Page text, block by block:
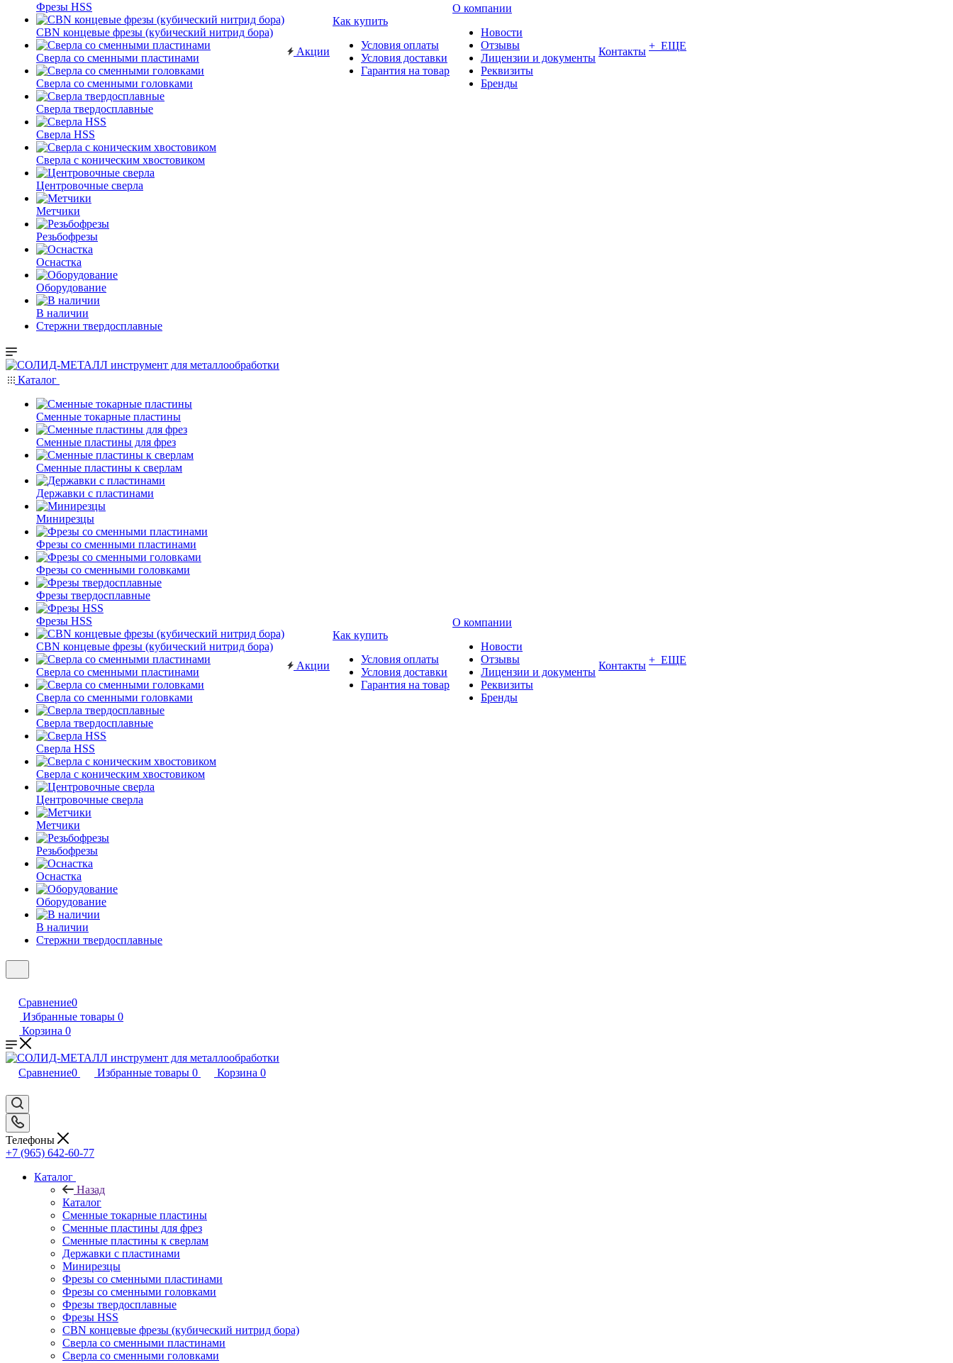
Фрезы HSS
CBN концевые фрезы (кубический нитрид бора)
Сверла со сменными пластинами
Сверла со сменными головками
Сверла твердосплавные
Сверла HSS
Сверла с коническим хвостовиком
Центровочные сверла
Метчики
Резьбофрезы
Оснастка
Оборудование
В наличии
Стержни твердосплавные
Акции
Как купить
Условия оплаты
Условия доставки
Гарантия на товар
О компании
Новости
Отзывы
Лицензии и документы
Реквизиты
Бренды
Контакты + ЕЩЕ
Каталог
Сменные токарные пластины
Сменные пластины для фрез
Сменные пластины к сверлам
Державки с пластинами
Минирезцы
Фрезы со сменными пластинами
Фрезы со сменными головками
Фрезы твердосплавные
Фрезы HSS
CBN концевые фрезы (кубический нитрид бора)
Сверла со сменными пластинами
Сверла со сменными головками
Сверла твердосплавные
Сверла HSS
Сверла с коническим хвостовиком
Центровочные сверла
Метчики
Резьбофрезы
Оснастка
Оборудование
В наличии
Стержни твердосплавные
Акции
Как купить
Условия оплаты
Условия доставки
Гарантия на товар
О компании
Новости
Отзывы
Лицензии и документы
Реквизиты
Бренды
Контакты + ЕЩЕ
Сравнение0
Избранные товары 0
Корзина 0
Сравнение0 Избранные товары 0 Корзина 0
Телефоны
+7 (965) 642-60-77
Каталог
Назад
Каталог
Сменные токарные пластины
Сменные пластины для фрез
Сменные пластины к сверлам
Державки с пластинами
Минирезцы
Фрезы со сменными пластинами
Фрезы со сменными головками
Фрезы твердосплавные
Фрезы HSS
CBN концевые фрезы (кубический нитрид бора)
Сверла со сменными пластинами
Сверла со сменными головками